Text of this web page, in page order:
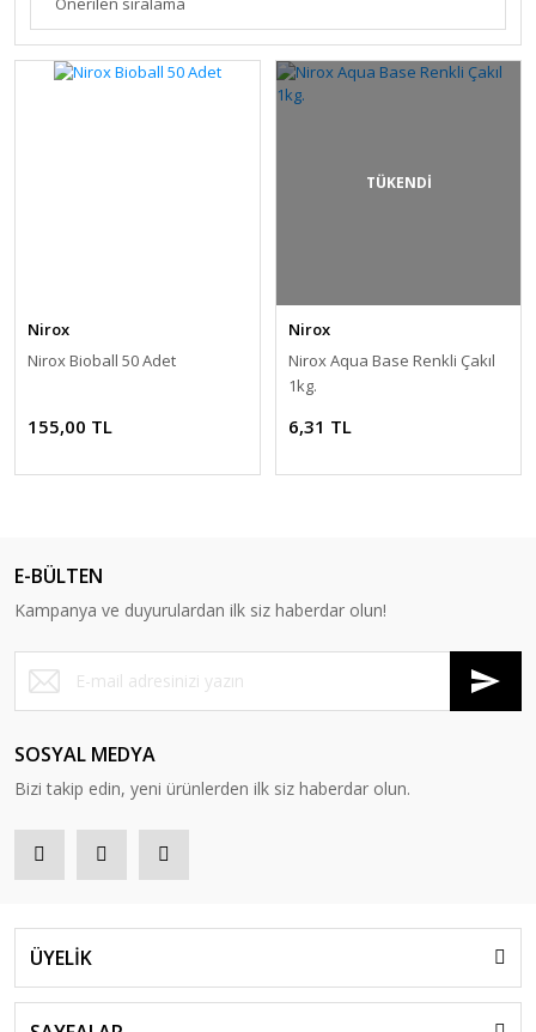
Nirox
Nirox Bioball 50 Adet
155,00 TL
TÜKENDİ
Nirox
Nirox Aqua Base Renkli Çakıl
1kg.
6,31 TL
E-BÜLTEN
Kampanya ve duyurulardan ilk siz haberdar olun!
SOSYAL MEDYA
Bizi takip edin, yeni ürünlerden ilk siz haberdar olun.
ÜYELİK